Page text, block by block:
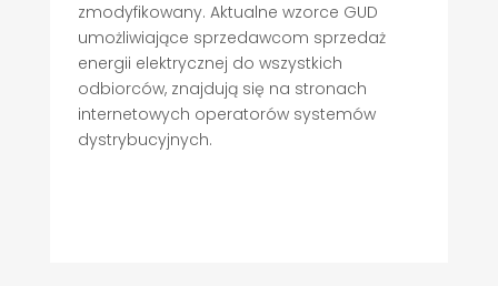
zmodyfikowany. Aktualne wzorce GUD
umożliwiające sprzedawcom sprzedaż
energii elektrycznej do wszystkich
odbiorców, znajdują się na stronach
internetowych operatorów systemów
dystrybucyjnych.